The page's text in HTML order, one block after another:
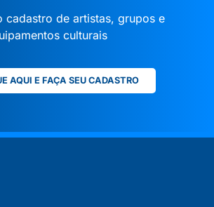
cadastro de artistas, grupos e
culturais
AQUI E FAÇA SEU CADASTRO